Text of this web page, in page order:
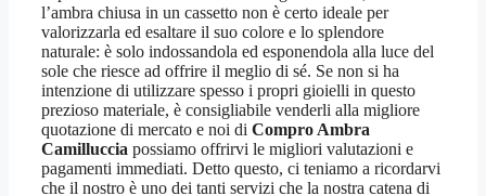
l’ambra chiusa in un cassetto non è certo ideale per
valorizzarla ed esaltare il suo colore e lo splendore
naturale: è solo indossandola ed esponendola alla luce del
sole che riesce ad offrire il meglio di sé. Se non si ha
intenzione di utilizzare spesso i propri gioielli in questo
prezioso materiale, è consigliabile venderli alla migliore
quotazione di mercato e noi di Compro Ambra
Camilluccia possiamo offrirvi le migliori valutazioni e
pagamenti immediati. Detto questo, ci teniamo a ricordarvi
che il nostro è uno dei tanti servizi che la nostra catena di